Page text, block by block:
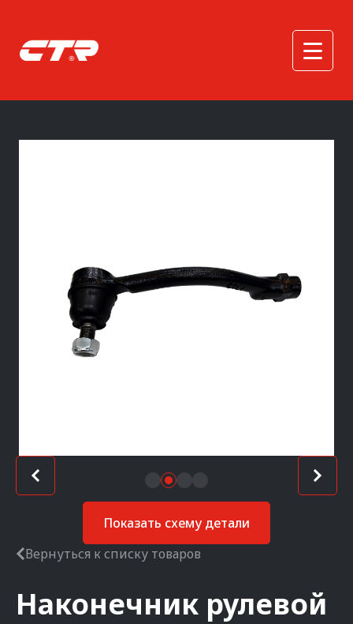
Показать схему детали
Вернуться к списку товаров
Наконечник рулевой